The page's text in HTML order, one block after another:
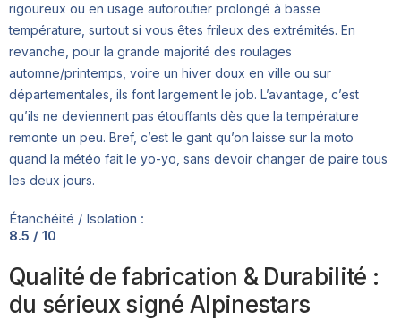
rigoureux ou en usage autoroutier prolongé à basse
température, surtout si vous êtes frileux des extrémités. En
revanche, pour la grande majorité des roulages
automne/printemps, voire un hiver doux en ville ou sur
départementales, ils font largement le job. L’avantage, c’est
qu’ils ne deviennent pas étouffants dès que la température
remonte un peu. Bref, c’est le gant qu’on laisse sur la moto
quand la météo fait le yo-yo, sans devoir changer de paire tous
les deux jours.
Étanchéité / Isolation :
8.5 / 10
Qualité de fabrication & Durabilité :
du sérieux signé Alpinestars